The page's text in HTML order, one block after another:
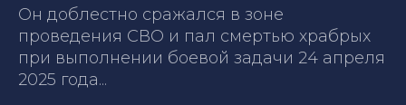
Он доблестно сражался в зоне
проведения СВО и пал смертью храбрых
при выполнении боевой задачи 24 апреля
2025 года...